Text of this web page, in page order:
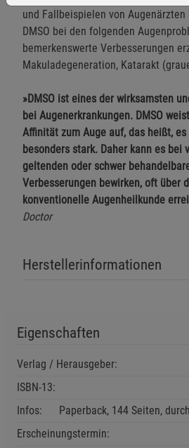
und Fallbeispielen von
DMSO bei den folgenden
bemerkenswerte Verbesserungen
Makuladegeneration, Katarakt
»DMSO ist eines der wirksamsten
bei Augenerkrankungen. DMSO
Affinität zum Auge auf, das heißt,
besonders stark. Daher kann es bei
geltenden oder schwer
Verbesserungen bewirken, oft über
konventionelle Augenheilkunde
Doctor
Herstellerinformationen
Eigenschaften
Verlag / Herausgeber:
ISBN-13:
Infos:
Paperback, 144 Seiten,
Erscheinungstermin:
Zurück Einstellungen speichern für die
Einwilligung nicht erteilen
Notwendige Cookies
Beschreibung Notwendige Cookies
Cookie-Informationen
Funktionale Cookies (1)
Beschreibung Funktionale Cookies
Statistik Cookies (2)
Marketing Cookies (3)
Beschreibung Marketing Cookies